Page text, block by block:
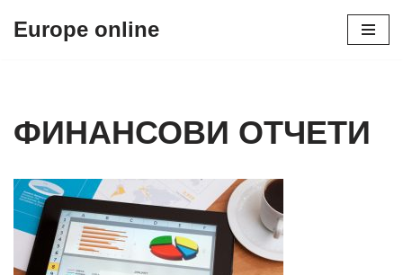
Europe online
ФИНАНСОВИ ОТЧЕТИ